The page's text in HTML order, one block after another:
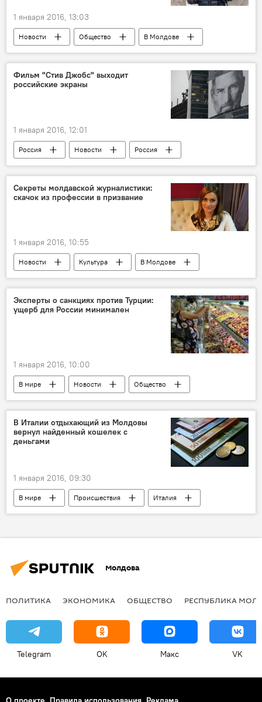
1 января 2016, 13:03
Новости Общество
В Молдове
Республика Молдова
порядок
полиция
праздники
Новый год и Рождество в Молдове 2021
Фильм "Стив Джобс" выходит
российские экраны
1 января 2016, 12:01
Россия Новости
Россия
Стив Джобс
кино
Секреты молдавской журналистики:
скачок из профессии в призвание
1 января 2016, 10:55
Новости Культура
В Молдове
Республика Молдова
Максим Мифтахов
журналистика
Эксперты о санкциях против Турции:
ущерб для России минимален
1 января 2016, 10:00
В мире Новости
Общество
Аналитика
Турция
фрукты
санкции
рынок
В Италии отдыхающий из Молдовы
вернул найденный кошелек с
деньгами
1 января 2016, 09:30
В мире Происшествия
Италия
Республика Молдова
находка
Молдова
ПОЛИТИКА ЭКОНОМИКА ОБЩЕСТВО РЕСПУБЛИКА
Telegram OK Макс VK